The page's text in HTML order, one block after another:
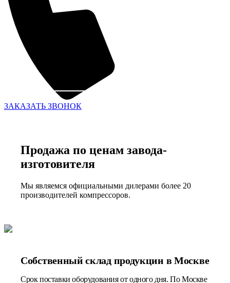
ЗАКАЗАТЬ ЗВОНОК
Продажа по ценам завода-
изготовителя
Мы являемся официальными дилерами более 20
производителей компрессоров.
Собственный склад продукции в Москве
Срок поставки оборудования от одного дня. По Москве